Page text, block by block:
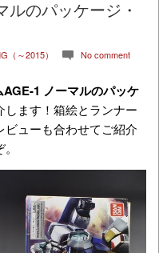
のパッケージ・
（～2015） c No comment
1 ノーマルのパッケ
します！箱絵とランナー
ューも合わせてご紹介